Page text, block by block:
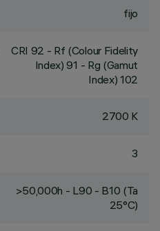
fijo
CRI 92 - Rf (Colour Fidelity
Index) 91 - Rg (Gamut
Index) 102
2700 K
3
>50,000h - L90 - B10 (Ta
25°C)